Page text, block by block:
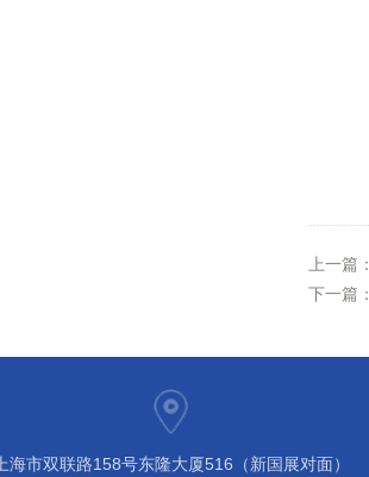
上一篇：
下一篇：
上海市双联路158号东隆大厦516（新国展对面）